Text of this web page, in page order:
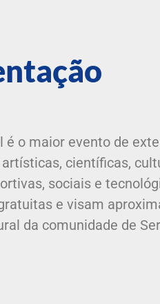
é o maior evento de
científicas,
sociais e
e visam
da comunidade de